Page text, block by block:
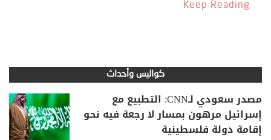
Keep Reading
كواليس وأحداث
مصدر سعودي لـCNN: التطبيع مع
إسرائيل مرهون بمسار لا رجعة فيه نحو
إقامة دولة فلسطينية